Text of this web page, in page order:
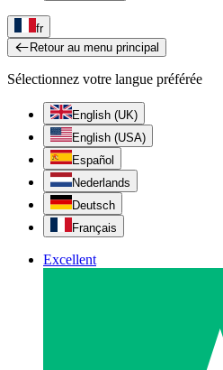
fr
Retour au menu principal
Sélectionnez votre langue préférée
English (UK)
English (USA)
Español
Nederlands
Deutsch
Français
Excellent